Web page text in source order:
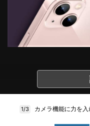
1/3 カメラ機能に力を